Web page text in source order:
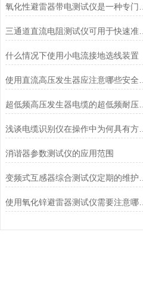
三通道直流电阻测试仪可用于快速准确地检测电阻元件的阻值
什么情况下使用小电流接地选线装置
超低频高压发生器电缆的超低频耐压试验方法
浅谈电缆识别仪在操作中为何具有方向性？
消谐器参数测试仪的应用范围
使用氧化锌避雷器测试仪需要注意哪些事项